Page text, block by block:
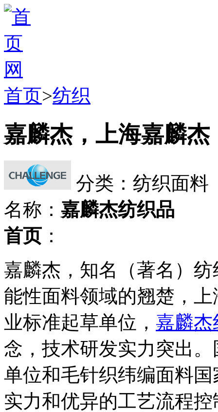
首页>纺织
嘉麟杰，上海嘉麟杰
分类：纺织面料
名称： 嘉麟杰纺织品
首页 ：
嘉麟杰，知名（著名）
能性面料领域的翘楚，
业标准起草单位， 嘉麟
念，技术研发实力突出
单位和毛针织纬编面料
实力和优异的工艺流程